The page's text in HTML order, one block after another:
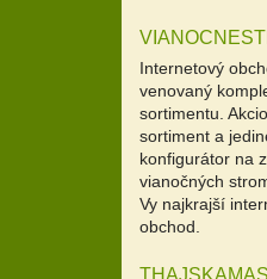
Internetový
venovaný
sortimentu.
sortiment a
konfigurátor na
vianočných
Vy najkrajší
obchod.